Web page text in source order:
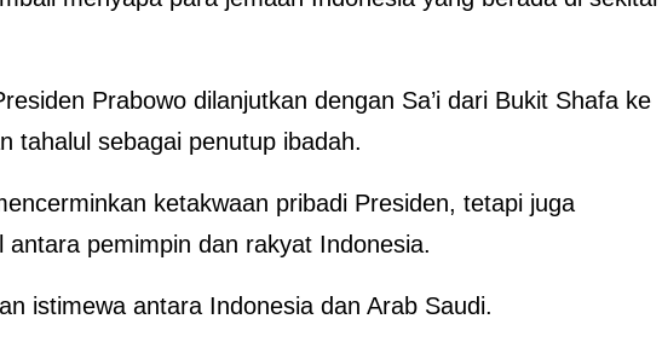
Prabowo dilanjutkan dengan Sa’i dari Bukit Shafa ke
tahalul sebagai penutup ibadah.
ketakwaan pribadi Presiden, tetapi juga
pemimpin dan rakyat Indonesia.
istimewa antara Indonesia dan Arab Saudi.